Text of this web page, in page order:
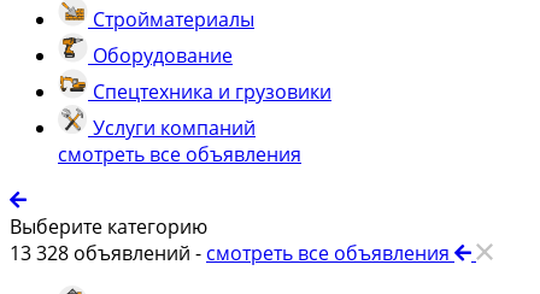
Стройматериалы
Оборудование
Спецтехника и грузовики
Услуги компаний
смотреть все объявления
Выберите категорию
13 328 объявлений - смотреть все объявления